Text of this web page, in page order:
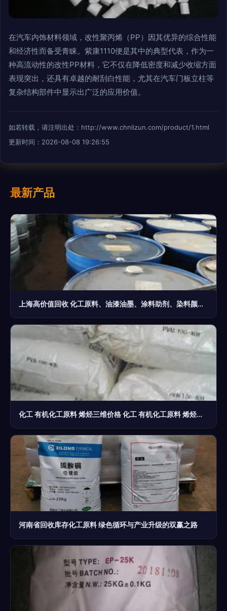
在汽车内饰材料领域，改性聚丙烯（PP）因其优异的综合性能
和经济性而备受青睐。紫康1110便是其中的典型代表，作为一
种高流动性的改性PP材料，它不仅在降低密度和减少收缩方面
表现突出，还具有卓越的耐刮白性能，尤其在汽车门板立柱等
复杂结构部件中显示出广泛的应用价值。
如若转载，请注明出处：http://www.chnlizun.com/product/1.html
更新时间：2026-08-08 19:26:55
最新产品
上海高价值回收 化工原料、油漆油墨、涂料助剂、染料颜料四大领域详解
化工 有机化工原料 烯烃三维价格 化工 有机化工原料 烯烃三维批发 化工 有机化工原料 烯烃三维厂家 化工 有机化工原料 烯烃三维大全
河南省回收库存化工原料 绿色循环与产业升级的双赢之路